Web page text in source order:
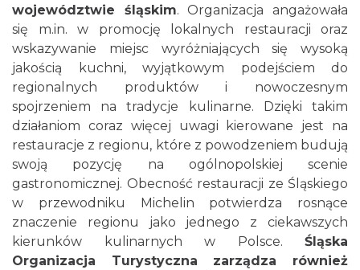
województwie śląskim. Organizacja angażowała
się m.in. w promocję lokalnych restauracji oraz
wskazywanie miejsc wyróżniających się wysoką
jakością kuchni, wyjątkowym podejściem do
regionalnych produktów i nowoczesnym
spojrzeniem na tradycje kulinarne. Dzięki takim
działaniom coraz więcej uwagi kierowane jest na
restauracje z regionu, które z powodzeniem budują
swoją pozycję na ogólnopolskiej scenie
gastronomicznej. Obecność restauracji ze Śląskiego
w przewodniku Michelin potwierdza rosnące
znaczenie regionu jako jednego z ciekawszych
kierunków kulinarnych w Polsce. Śląska
Organizacja Turystyczna zarządza również